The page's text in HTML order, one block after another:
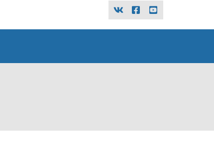
vk
facebook-
official
youtube